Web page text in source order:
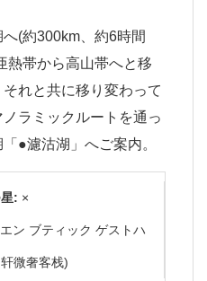
(約300km、約6時間
熱帯から高山帯へと移
れと共に移り変わって
ラミックルートを通っ
●濾沽湖」へご案内。
: ×
ン ブティック ゲストハ
微奢客栈)